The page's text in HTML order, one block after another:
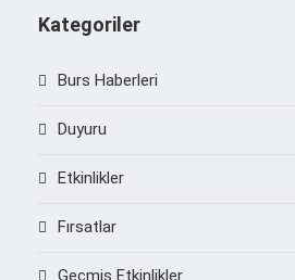
Kategoriler
Burs Haberleri
Duyuru
Etkinlikler
Fırsatlar
Geçmiş Etkinlikler